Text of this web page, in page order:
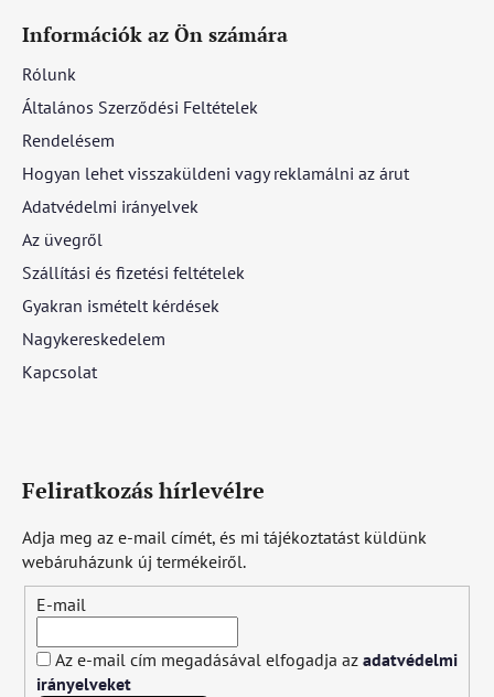
Információk az Ön számára
Rólunk
Általános Szerződési Feltételek
Rendelésem
Hogyan lehet visszaküldeni vagy reklamálni az árut
Adatvédelmi irányelvek
Az üvegről
Szállítási és fizetési feltételek
Gyakran ismételt kérdések
Nagykereskedelem
Kapcsolat
Feliratkozás hírlevélre
Adja meg az e-mail címét, és mi tájékoztatást küldünk
webáruházunk új termékeiről.
E-mail
Az e-mail cím megadásával elfogadja az adatvédelmi
irányelveket